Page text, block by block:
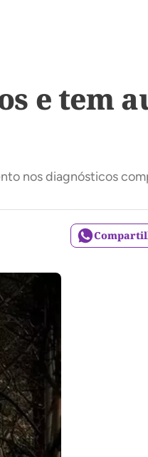
e tem
nos diagnósticos